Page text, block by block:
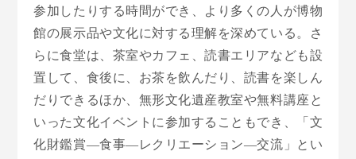
参加したりする時間ができ、より多くの人が博物
館の展示品や文化に対する理解を深めている。さ
らに食堂は、茶室やカフェ、読書エリアなども設
置して、食後に、お茶を飲んだり、読書を楽しん
だりできるほか、無形文化遺産教室や無料講座と
いった文化イベントに参加することもでき、「文
化財鑑賞—食事—レクリエーション—交流」とい